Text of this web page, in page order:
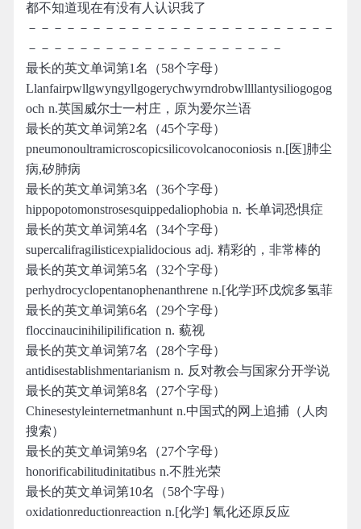
都不知道现在有没有人认识我了
－－－－－－－－－－－－－－－－－－－－－－－－
－－－－－－－－－－－－－－－－－－－－
最长的英文单词第1名（58个字母）
Llanfairpwllgwyngyllgogerychwyrndrobwllllantysiliogogog
och n.英国威尔士一村庄，原为爱尔兰语
最长的英文单词第2名（45个字母）
pneumonoultramicroscopicsilicovolcanoconiosis n.[医]肺尘
病,矽肺病
最长的英文单词第3名（36个字母）
hippopotomonstrosesquippedaliophobia n. 长单词恐惧症
最长的英文单词第4名（34个字母）
supercalifragilisticexpialidocious adj. 精彩的，非常棒的
最长的英文单词第5名（32个字母）
perhydrocyclopentanophenanthrene n.[化学]环戊烷多氢菲
最长的英文单词第6名（29个字母）
floccinaucinihilipilification n. 藐视
最长的英文单词第7名（28个字母）
antidisestablishmentarianism n. 反对教会与国家分开学说
最长的英文单词第8名（27个字母）
Chinesestyleinternetmanhunt n.中国式的网上追捕（人肉
搜索）
最长的英文单词第9名（27个字母）
honorificabilitudinitatibus n.不胜光荣
最长的英文单词第10名（58个字母）
oxidationreductionreaction n.[化学] 氧化还原反应